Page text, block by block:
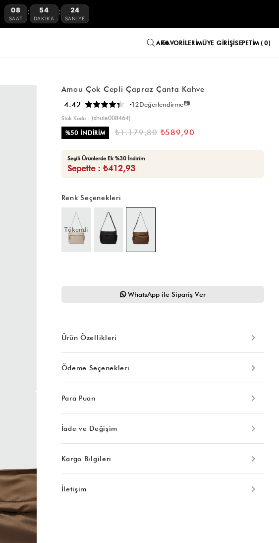
08
SAAT
: 54
DAKIKA
: 23
SANIYE
FAVORILERIMÜYE GIRIŞISEPETIM 0
Amou Çok Cepli Çapraz Çanta Kahve
4.42 12Değerlendirme📷
Stok Kodu
(shule008464)
%50İNDIRIM ₺1.179,80 ₺589,90
Seçili Ürünlerde Ek %30 İndirim
Sepette : ₺412,93
Renk Seçenekleri
Tükendi
WhatsApp ile Sipariş Ver
Ürün Özellikleri
Ödeme Seçenekleri
Para Puan
İade ve Değişim
Kargo Bilgileri
İletişim